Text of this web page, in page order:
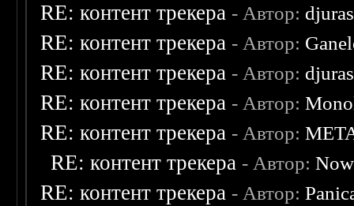
RE: контент трекера - Автор:
RE: контент трекера - Автор:
RE: контент трекера - Автор:
RE: контент трекера - Автор:
RE: контент трекера - Автор:
RE: контент трекера - Автор:
RE: контент трекера - Автор: